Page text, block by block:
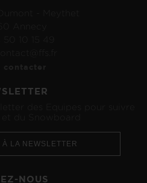
À LA NEWSLETTER
NOUS